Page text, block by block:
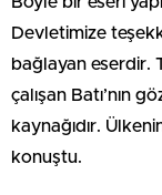
Devletimize
bağlayan eserdir.
çalışan Batı’nın
kaynağıdır.
konuştu.